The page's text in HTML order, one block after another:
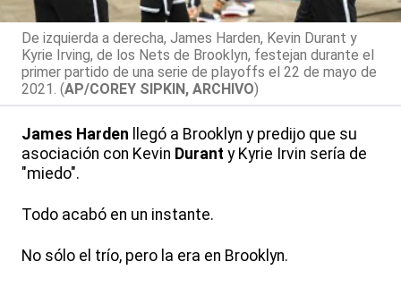
De izquierda a derecha, James Harden, Kevin Durant y
Kyrie Irving, de los Nets de Brooklyn, festejan durante el
primer partido de una serie de playoffs el 22 de mayo de
2021. (AP/COREY SIPKIN, ARCHIVO)
James Harden llegó a Brooklyn y predijo que su
asociación con Kevin Durant y Kyrie Irvin sería de
"miedo".
Todo acabó en un instante.
No sólo el trío, pero la era en Brooklyn.